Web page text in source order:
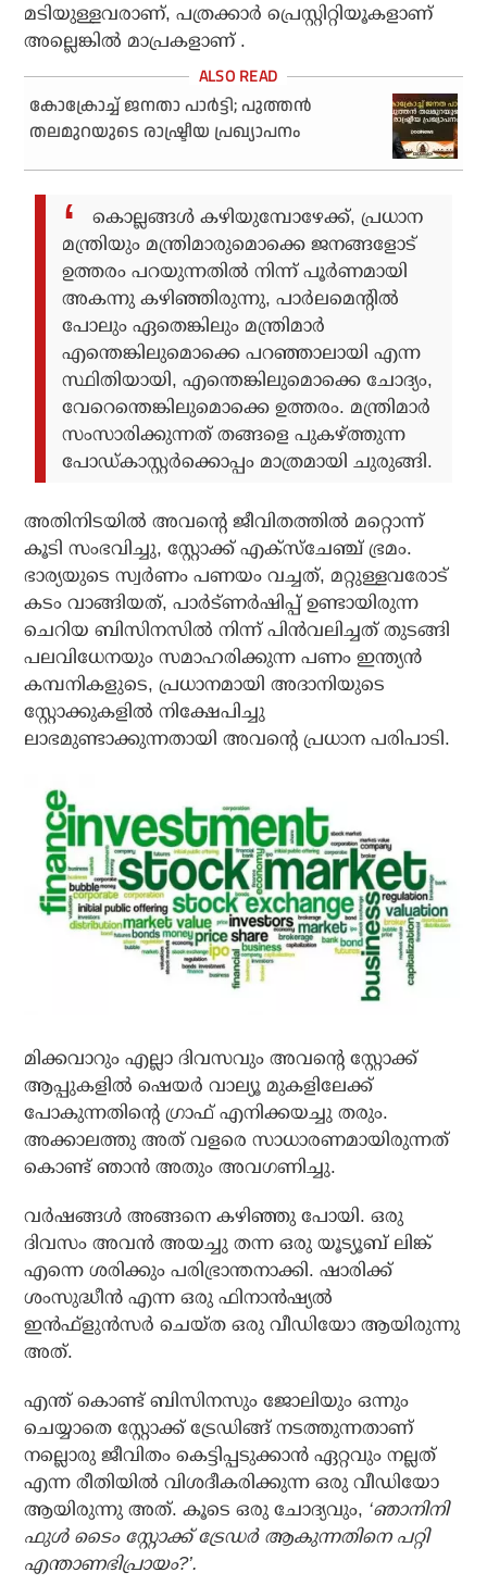
മടിയുള്ളവരാണ്, പത്രക്കാര്‍ പ്രെസ്റ്റിറ്റിയൂകളാണ്
അല്ലെങ്കില്‍ മാപ്രകളാണ് .
കോക്രോച്ച് ജനതാ പാര്‍ട്ടി; പുത്തന്‍
തലമുറയുടെ രാഷ്ട്രീയ പ്രഖ്യാപനം
കൊല്ലങ്ങള്‍ കഴിയുമ്പോഴേക്ക്, പ്രധാന
മന്ത്രിയും മന്ത്രിമാരുമൊക്കെ ജനങ്ങളോട്
ഉത്തരം പറയുന്നതില്‍ നിന്ന് പൂര്‍ണമായി
അകന്നു കഴിഞ്ഞിരുന്നു, പാര്‍ലമെന്റില്‍
പോലും ഏതെങ്കിലും മന്ത്രിമാര്‍
എന്തെങ്കിലുമൊക്കെ പറഞ്ഞാലായി എന്ന
സ്ഥിതിയായി, എന്തെങ്കിലുമൊക്കെ ചോദ്യം,
വേറെന്തെങ്കിലുമൊക്കെ ഉത്തരം. മന്ത്രിമാര്‍
സംസാരിക്കുന്നത് തങ്ങളെ പുകഴ്ത്തുന്ന
പോഡ്കാസ്റ്റര്‍ക്കൊപ്പം മാത്രമായി ചുരുങ്ങി.
അതിനിടയില്‍ അവന്റെ ജീവിതത്തില്‍ മറ്റൊന്ന്
കൂടി സംഭവിച്ചു, സ്റ്റോക്ക് എക്‌സ്‌ചേഞ്ച് ഭ്രമം.
ഭാര്യയുടെ സ്വര്‍ണം പണയം വച്ചത്, മറ്റുള്ളവരോട്
കടം വാങ്ങിയത്, പാര്‍ട്ണര്‍ഷിപ്പ് ഉണ്ടായിരുന്ന
ചെറിയ ബിസിനസില്‍ നിന്ന് പിന്‍വലിച്ചത് തുടങ്ങി
പലവിധേനയും സമാഹരിക്കുന്ന പണം ഇന്ത്യന്‍
കമ്പനികളുടെ, പ്രധാനമായി അദാനിയുടെ
സ്റ്റോക്കുകളില്‍ നിക്ഷേപിച്ചു
ലാഭമുണ്ടാക്കുന്നതായി അവന്റെ പ്രധാന പരിപാടി.
മിക്കവാറും എല്ലാ ദിവസവും അവന്റെ സ്റ്റോക്ക്
ആപ്പുകളില്‍ ഷെയര്‍ വാല്യൂ മുകളിലേക്ക്
പോകുന്നതിന്റെ ഗ്രാഫ് എനിക്കയച്ചു തരും.
അക്കാലത്തു അത് വളരെ സാധാരണമായിരുന്നത്
കൊണ്ട് ഞാന്‍ അതും അവഗണിച്ചു.
വര്‍ഷങ്ങള്‍ അങ്ങനെ കഴിഞ്ഞു പോയി. ഒരു
ദിവസം അവന്‍ അയച്ചു തന്ന ഒരു യൂട്യൂബ് ലിങ്ക്
എന്നെ ശരിക്കും പരിഭ്രാന്തനാക്കി. ഷാരിക്ക്
ശംസുദ്ധീന്‍ എന്ന ഒരു ഫിനാന്‍ഷ്യല്‍
ഇന്‍ഫ്‌ളുന്‍സര്‍ ചെയ്ത ഒരു വീഡിയോ ആയിരുന്നു
അത്.
എന്ത് കൊണ്ട് ബിസിനസും ജോലിയും ഒന്നും
ചെയ്യാതെ സ്റ്റോക്ക് ട്രേഡിങ്ങ് നടത്തുന്നതാണ്
നല്ലൊരു ജീവിതം കെട്ടിപ്പടുക്കാന്‍ ഏറ്റവും നല്ലത്
എന്ന രീതിയില്‍ വിശദീകരിക്കുന്ന ഒരു വീഡിയോ
ആയിരുന്നു അത്. കൂടെ ഒരു ചോദ്യവും, ‘ഞാനിനി
ഫുള്‍ ടൈം സ്റ്റോക്ക് ട്രേഡര്‍ ആകുന്നതിനെ പറ്റി
എന്താണഭിപ്രായം?’.